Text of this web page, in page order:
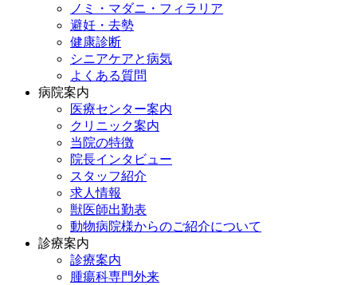
ノミ・マダニ・フィラリア
避妊・去勢
健康診断
シニアケアと病気
よくある質問
病院案内
医療センター案内
クリニック案内
当院の特徴
院長インタビュー
スタッフ紹介
求人情報
獣医師出勤表
動物病院様からのご紹介について
診療案内
診療案内
腫瘍科専門外来